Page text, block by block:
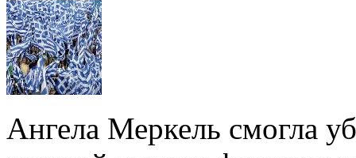
Ангела Меркель смогла